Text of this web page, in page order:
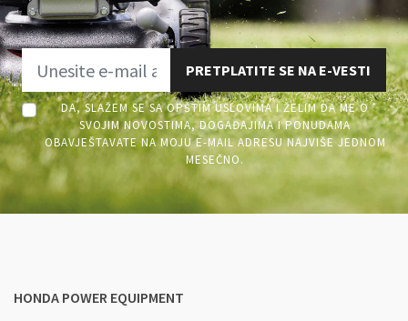
PRETPLATITE SE NA E-VESTI
DA, SLAŽEM SE SA OPŠTIM USLOVIMA I ŽELIM DA ME O
SVOJIM NOVOSTIMA, DOGAĐAJIMA I PONUDAMA
OBAVJEŠTAVATE NA MOJU E-MAIL ADRESU NAJVIŠE JEDNOM
MESEČNO.
HONDA POWER EQUIPMENT